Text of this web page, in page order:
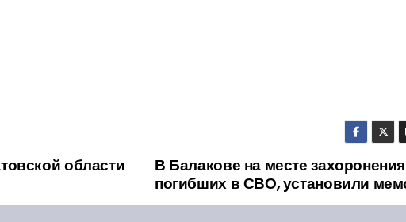
В Балакове на месте
погибших в СВО, установили
области